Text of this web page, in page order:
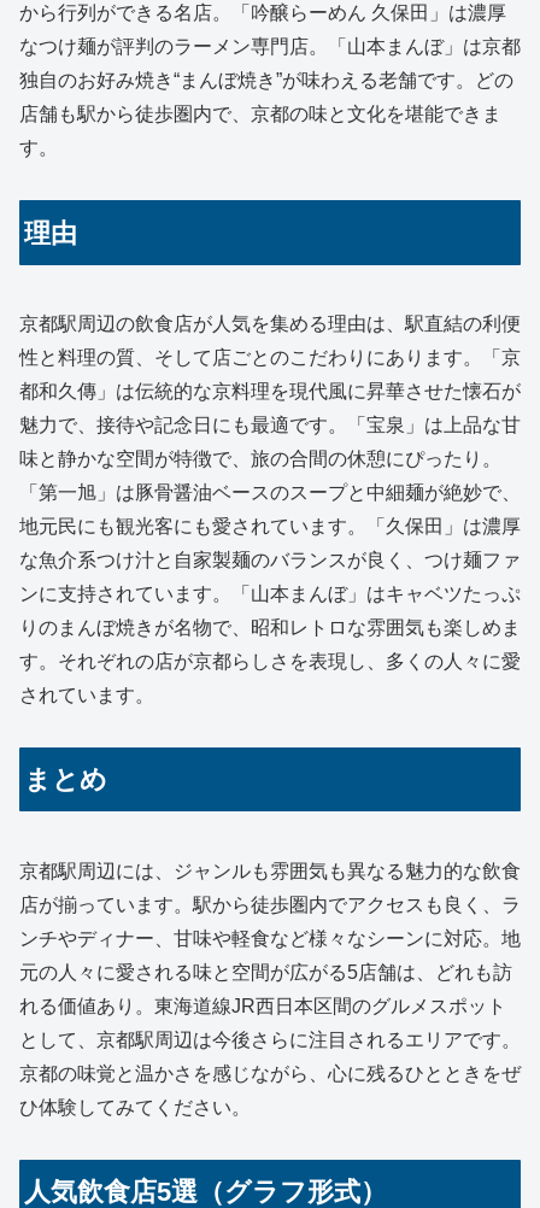
から行列ができる名店。「吟醸らーめん 久保田」は濃厚
なつけ麺が評判のラーメン専門店。「山本まんぼ」は京都
独自のお好み焼き“まんぼ焼き”が味わえる老舗です。どの
店舗も駅から徒歩圏内で、京都の味と文化を堪能できま
す。
理由
京都駅周辺の飲食店が人気を集める理由は、駅直結の利便
性と料理の質、そして店ごとのこだわりにあります。「京
都和久傳」は伝統的な京料理を現代風に昇華させた懐石が
魅力で、接待や記念日にも最適です。「宝泉」は上品な甘
味と静かな空間が特徴で、旅の合間の休憩にぴったり。
「第一旭」は豚骨醤油ベースのスープと中細麺が絶妙で、
地元民にも観光客にも愛されています。「久保田」は濃厚
な魚介系つけ汁と自家製麺のバランスが良く、つけ麺ファ
ンに支持されています。「山本まんぼ」はキャベツたっぷ
りのまんぼ焼きが名物で、昭和レトロな雰囲気も楽しめま
す。それぞれの店が京都らしさを表現し、多くの人々に愛
されています。
まとめ
京都駅周辺には、ジャンルも雰囲気も異なる魅力的な飲食
店が揃っています。駅から徒歩圏内でアクセスも良く、ラ
ンチやディナー、甘味や軽食など様々なシーンに対応。地
元の人々に愛される味と空間が広がる5店舗は、どれも訪
れる価値あり。東海道線JR西日本区間のグルメスポット
として、京都駅周辺は今後さらに注目されるエリアです。
京都の味覚と温かさを感じながら、心に残るひとときをぜ
ひ体験してみてください。
人気飲食店5選（グラフ形式）